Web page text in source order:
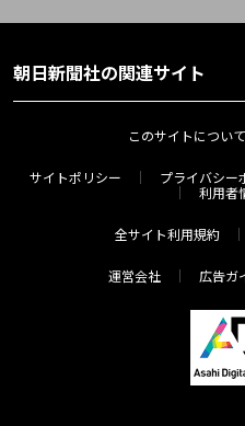
朝日新聞社の関連サイト
このサイトについて
サイトポリシー プライバシー
利用者
全サイト利用規約
運営会社 広告ガ